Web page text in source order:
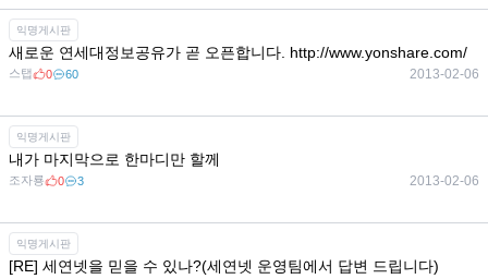
익명게시판
새로운 연세대정보공유가 곧 오픈합니다. http://www.yonshare.com/
스탭 0 60 2013-02-06
익명게시판
내가 마지막으로 한마디만 할께
조자룡 0 3 2013-02-06
익명게시판
[RE] 세연넷을 믿을 수 있나?(세연넷 운영팀에서 답변 드립니다)